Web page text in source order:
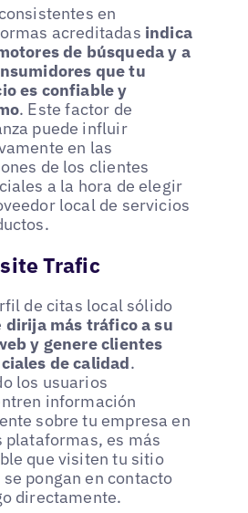
en
acreditadas indica
de búsqueda y a
que tu
es confiable y
. Este factor de
puede influir
en las
de los clientes
a la hora de elegir
local de servicios
Trafic
de citas local sólido
dirija más tráfico a su
y genere clientes
de calidad.
los usuarios
información
sobre tu empresa en
plataformas, es más
que visiten tu sitio
se pongan en contacto
directamente.